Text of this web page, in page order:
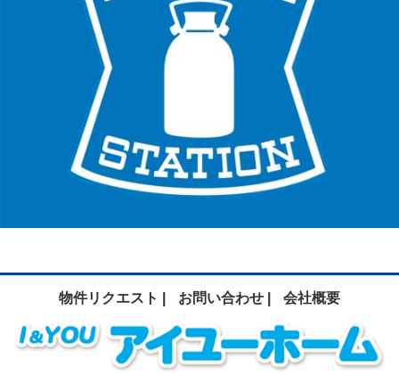
物件リクエスト | お問い合わせ | 会社概要